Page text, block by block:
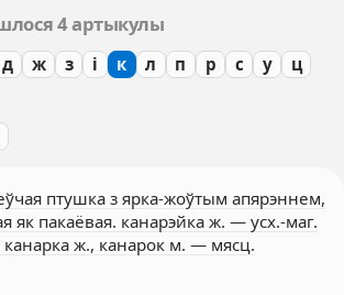
4 артыкулы
д ж з і к л п р с у
ц
птушка з ярка-жоўтым апярэннем,
як пакаёвая. канарэйка ж. — усх.-маг.
канарка ж., канарок м. — мясц.